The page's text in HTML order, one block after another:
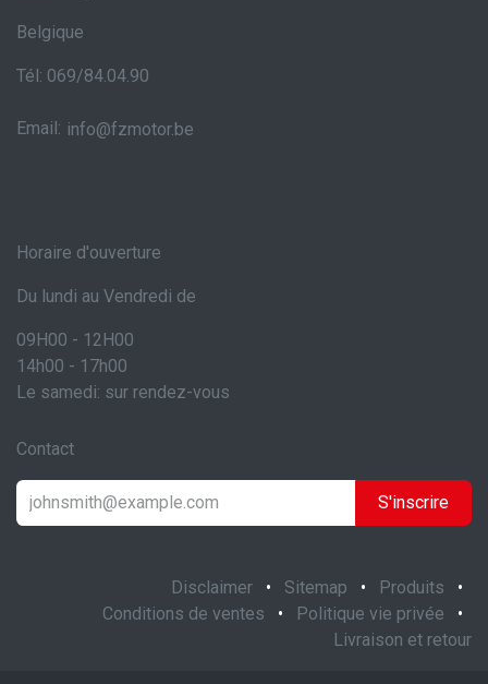
Belgique
Tél: 069/84.04.90
Email: info@fzmotor.be
Horaire d'ouverture
Du lundi au Vendredi de
09H00 - 12H00
14h00 - 17h00
Le samedi: sur rendez-vous
Contact
S'inscrire
Disclaimer • Sitemap • Produits
•
Conditions de ventes
• Politique vie privée
•
Livraison et retour